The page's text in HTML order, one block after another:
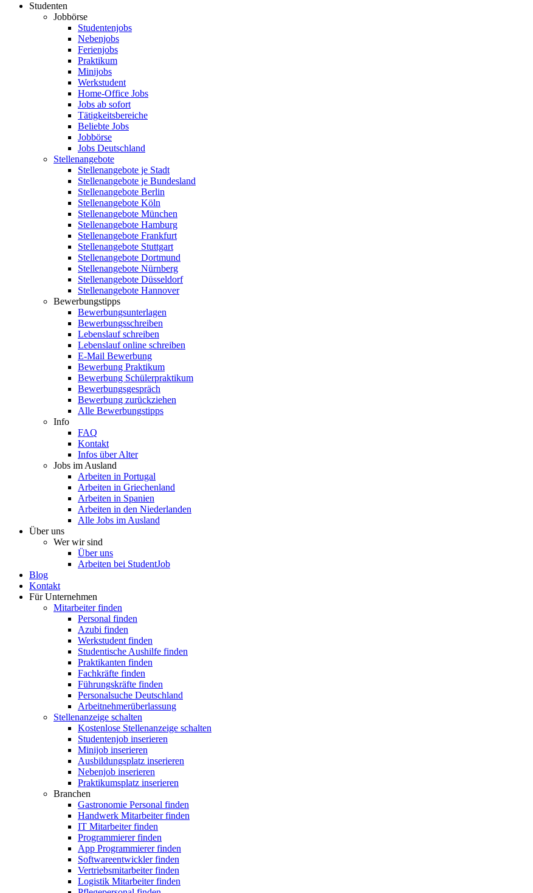
Studenten
Jobbörse
Studentenjobs
Nebenjobs
Ferienjobs
Praktikum
Minijobs
Werkstudent
Home-Office Jobs
Jobs ab sofort
Tätigkeitsbereiche
Beliebte Jobs
Jobbörse
Jobs Deutschland
Stellenangebote
Stellenangebote je Stadt
Stellenangebote je Bundesland
Stellenangebote Berlin
Stellenangebote Köln
Stellenangebote München
Stellenangebote Hamburg
Stellenangebote Frankfurt
Stellenangebote Stuttgart
Stellenangebote Dortmund
Stellenangebote Nürnberg
Stellenangebote Düsseldorf
Stellenangebote Hannover
Bewerbungstipps
Bewerbungsunterlagen
Bewerbungsschreiben
Lebenslauf schreiben
Lebenslauf online schreiben
E-Mail Bewerbung
Bewerbung Praktikum
Bewerbung Schülerpraktikum
Bewerbungsgespräch
Bewerbung zurückziehen
Alle Bewerbungstipps
Info
FAQ
Kontakt
Infos über Alter
Jobs im Ausland
Arbeiten in Portugal
Arbeiten in Griechenland
Arbeiten in Spanien
Arbeiten in den Niederlanden
Alle Jobs im Ausland
Über uns
Wer wir sind
Über uns
Arbeiten bei StudentJob
Blog
Kontakt
Für Unternehmen
Mitarbeiter finden
Personal finden
Azubi finden
Werkstudent finden
Studentische Aushilfe finden
Praktikanten finden
Fachkräfte finden
Führungskräfte finden
Personalsuche Deutschland
Arbeitnehmerüberlassung
Stellenanzeige schalten
Kostenlose Stellenanzeige schalten
Studentenjob inserieren
Minijob inserieren
Ausbildungsplatz inserieren
Nebenjob inserieren
Praktikumsplatz inserieren
Branchen
Gastronomie Personal finden
Handwerk Mitarbeiter finden
IT Mitarbeiter finden
Programmierer finden
App Programmierer finden
Softwareentwickler finden
Vertriebsmitarbeiter finden
Logistik Mitarbeiter finden